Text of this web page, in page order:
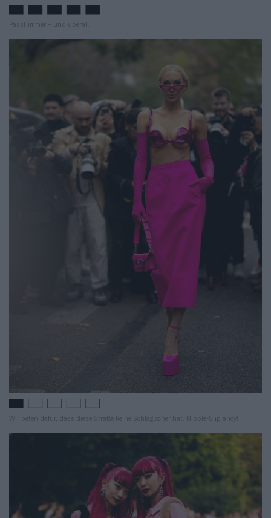
Passt immer – und überall.
Wir beten dafür, dass diese Straße keine Schlaglöcher hat. Nipple-Slip ahoy!